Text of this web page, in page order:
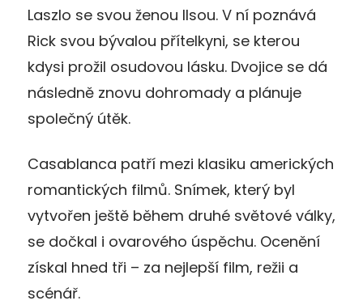
Laszlo se svou ženou Ilsou. V ní poznává
Rick svou bývalou přítelkyni, se kterou
kdysi prožil osudovou lásku. Dvojice se dá
následně znovu dohromady a plánuje
společný útěk.
Casablanca patří mezi klasiku amerických
romantických filmů. Snímek, který byl
vytvořen ještě během druhé světové války,
se dočkal i ovarového úspěchu. Ocenění
získal hned tři – za nejlepší film, režii a
scénář.